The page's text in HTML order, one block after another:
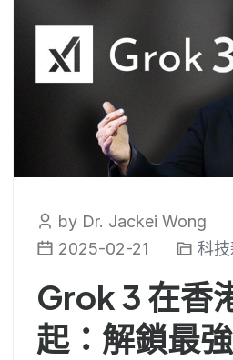
by Dr. Jackei Wong
2025-02-21
科技
Grok 3 在香
起：解鎖最